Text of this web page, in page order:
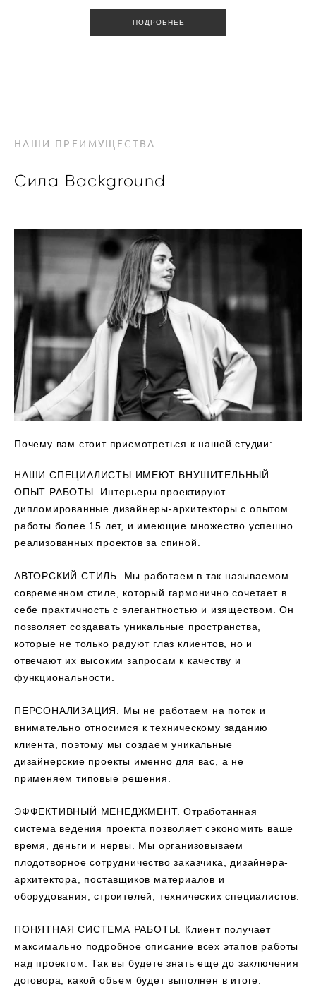
ПОДРОБНЕЕ
НАШИ ПРЕИМУЩЕСТВА
Cила Background
Почему вам стоит присмотреться к нашей студии:
НАШИ СПЕЦИАЛИСТЫ ИМЕЮТ ВНУШИТЕЛЬНЫЙ
ОПЫТ РАБОТЫ. Интерьеры проектируют
дипломированные дизайнеры-архитекторы с опытом
работы более 15 лет, и имеющие множество успешно
реализованных проектов за спиной.
АВТОРСКИЙ СТИЛЬ. Мы работаем в так называемом
современном стиле, который гармонично сочетает в
себе практичность с элегантностью и изяществом. Он
позволяет создавать уникальные пространства,
которые не только радуют глаз клиентов, но и
отвечают их высоким запросам к качеству и
функциональности.
ПЕРСОНАЛИЗАЦИЯ. Мы не работаем на поток и
внимательно относимся к техническому заданию
клиента, поэтому мы создаем уникальные
дизайнерские проекты именно для вас, а не
применяем типовые решения.
ЭФФЕКТИВНЫЙ МЕНЕДЖМЕНТ. Отработанная
система ведения проекта позволяет сэкономить ваше
время, деньги и нервы. Мы организовываем
плодотворное сотрудничество заказчика, дизайнера-
архитектора, поставщиков материалов и
оборудования, строителей, технических специалистов.
ПОНЯТНАЯ СИСТЕМА РАБОТЫ. Клиент получает
максимально подробное описание всех этапов работы
над проектом. Так вы будете знать еще до заключения
договора, какой объем будет выполнен в итоге.